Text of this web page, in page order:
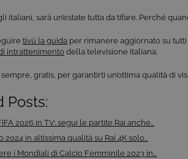
italiani, sarà un’estate tutta da tifare. Perché
tivù la guida per rimanere aggiornato su
intrattenimento della televisione italiana.
sempre, gratis, per garantirti un’ottima qualità di
Posts:
2026 in TV: segui le partite Rai anche…
2024 in altissima qualità su Rai 4K solo…
i Mondiali di Calcio Femminile 2023 in…
Questi cookie sono
risposta ad azioni da te
selezionati (es. lingua,
loro installazione, ma in tal